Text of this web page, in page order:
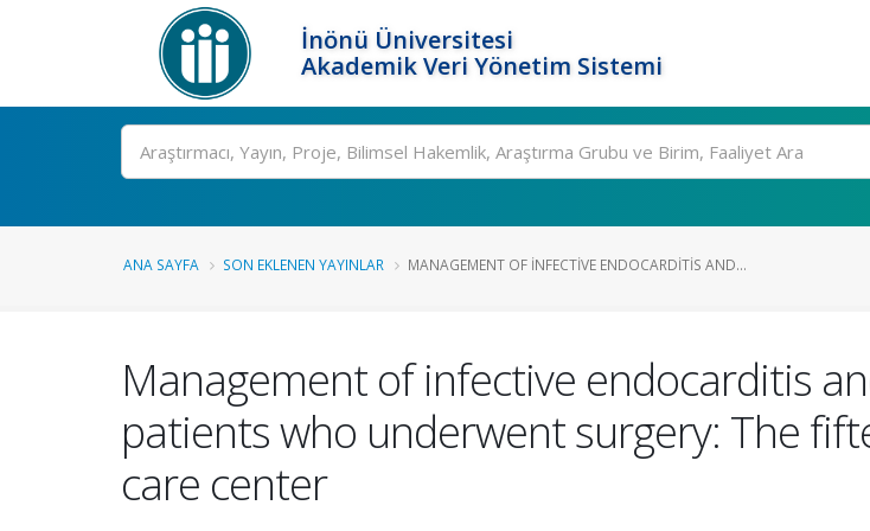
İnönü Üniversitesi
Akademik Veri Yönetim Sistemi
Ara
ANA SAYFA SON EKLENEN YAYINLAR MANAGEMENT OF INFECTIVE ENDOCARDITIS AND...
Management of infective endocarditis
patients who underwent surgery: The
care center